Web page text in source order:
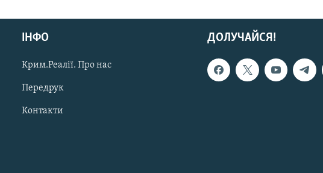
ДОЛУЧАЙСЯ!
ІНФО
Крим.Реалії. Про нас
Передрук
Контакти